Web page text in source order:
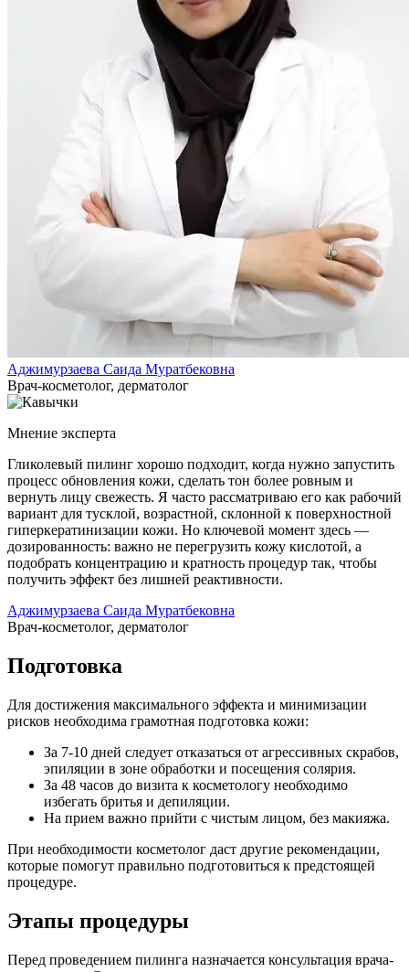
Аджимурзаева Саида Муратбековна
Врач-косметолог, дерматолог
Мнение эксперта
Гликолевый пилинг хорошо подходит, когда нужно запустить
процесс обновления кожи, сделать тон более ровным и
вернуть лицу свежесть. Я часто рассматриваю его как рабочий
вариант для тусклой, возрастной, склонной к поверхностной
гиперкератинизации кожи. Но ключевой момент здесь —
дозированность: важно не перегрузить кожу кислотой, а
подобрать концентрацию и кратность процедур так, чтобы
получить эффект без лишней реактивности.
Аджимурзаева Саида Муратбековна
Врач-косметолог, дерматолог
Подготовка
Для достижения максимального эффекта и минимизации
рисков необходима грамотная подготовка кожи:
За 7-10 дней следует отказаться от агрессивных скрабов,
эпиляции в зоне обработки и посещения солярия.
За 48 часов до визита к косметологу необходимо
избегать бритья и депиляции.
На прием важно прийти с чистым лицом, без макияжа.
При необходимости косметолог даст другие рекомендации,
которые помогут правильно подготовиться к предстоящей
процедуре.
Этапы процедуры
Перед проведением пилинга назначается консультация врача-